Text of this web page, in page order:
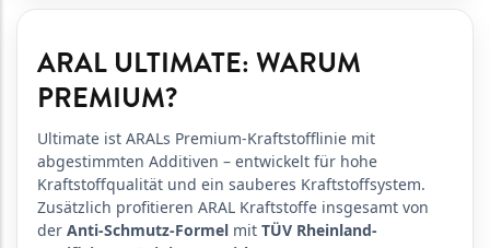
ARAL ULTIMATE: WARUM
PREMIUM?
Ultimate ist ARALs Premium-Kraftstofflinie mit
abgestimmten Additiven – entwickelt für hohe
Kraftstoffqualität und ein sauberes Kraftstoffsystem.
Zusätzlich profitieren ARAL Kraftstoffe insgesamt von
der Anti-Schmutz-Formel mit TÜV Rheinland-